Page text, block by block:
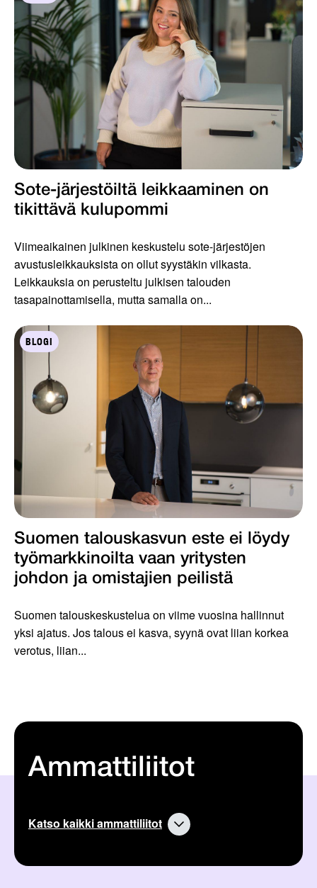
Sote-järjestöiltä leikkaaminen on
tikittävä kulupommi
Viimeaikainen julkinen keskustelu sote-järjestöjen
avustusleikkauksista on ollut syystäkin vilkasta.
Leikkauksia on perusteltu julkisen talouden
tasapainottamisella, mutta samalla on...
BLOGI
Suomen talouskasvun este ei löydy
työmarkkinoilta vaan yritysten
johdon ja omistajien peilistä
Suomen talouskeskustelua on viime vuosina hallinnut
yksi ajatus. Jos talous ei kasva, syynä ovat liian korkea
verotus, liian...
Ammattiliitot
Katso kaikki ammattiliitot